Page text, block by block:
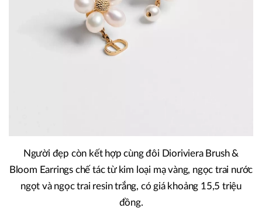
Người đẹp còn kết hợp cùng đôi Dioriviera Brush &
Bloom Earrings chế tác từ kim loại mạ vàng, ngọc trai nước
ngọt và ngọc trai resin trắng, có giá khoảng 15,5 triệu
đồng.